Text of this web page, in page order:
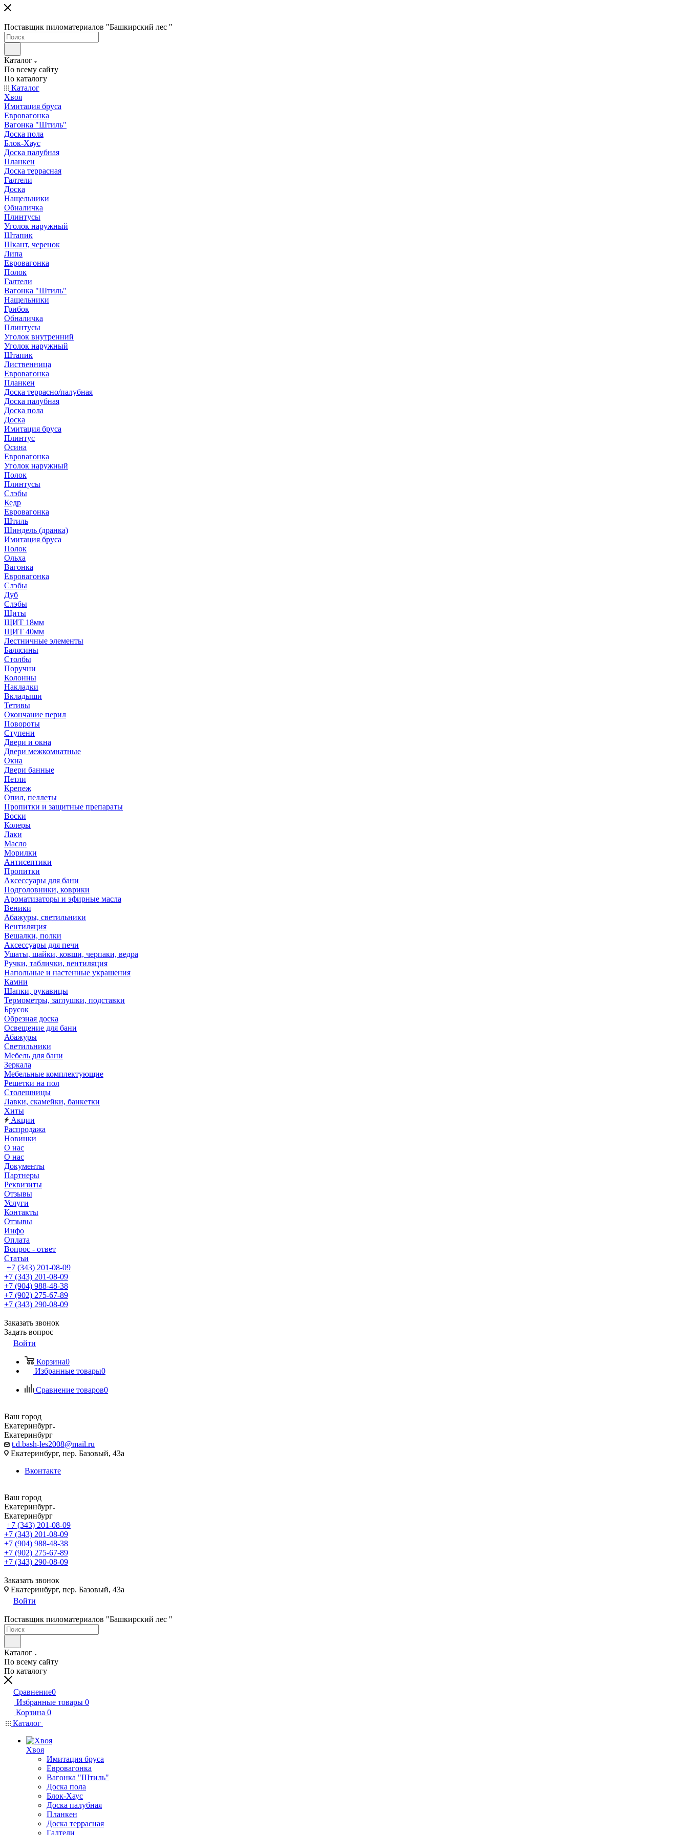
Поставщик пиломатериалов "Башкирский лес "
Каталог
По всему сайту
По каталогу
Каталог
Хвоя
Имитация бруса
Евровагонка
Вагонка "Штиль"
Доска пола
Блок-Хаус
Доска палубная
Планкен
Доска террасная
Галтели
Доска
Нащельники
Обналичка
Плинтусы
Уголок наружный
Штапик
Шкант, черенок
Липа
Евровагонка
Полок
Галтели
Вагонка "Штиль"
Нащельники
Грибок
Обналичка
Плинтусы
Уголок внутренний
Уголок наружный
Штапик
Лиственница
Евровагонка
Планкен
Доска террасно/палубная
Доска палубная
Доска пола
Доска
Имитация бруса
Плинтус
Осина
Евровагонка
Уголок наружный
Полок
Плинтусы
Слэбы
Кедр
Евровагонка
Штиль
Шиндель (дранка)
Имитация бруса
Полок
Ольха
Вагонка
Евровагонка
Слэбы
Дуб
Слэбы
Щиты
ЩИТ 18мм
ЩИТ 40мм
Лестничные элементы
Балясины
Столбы
Поручни
Колонны
Накладки
Вкладыши
Тетивы
Окончание перил
Повороты
Ступени
Двери и окна
Двери межкомнатные
Окна
Двери банные
Петли
Крепеж
Опил, пеллеты
Пропитки и защитные препараты
Воски
Колеры
Лаки
Масло
Морилки
Антисептики
Пропитки
Аксессуары для бани
Подголовники, коврики
Ароматизаторы и эфирные масла
Веники
Абажуры, светильники
Вентиляция
Вешалки, полки
Аксессуары для печи
Ушаты, шайки, ковши, черпаки, ведра
Ручки, таблички, вентиляция
Напольные и настенные украшения
Камни
Шапки, рукавицы
Термометры, заглушки, подставки
Брусок
Обрезная доска
Освещение для бани
Абажуры
Светильники
Мебель для бани
Зеркала
Мебельные комплектующие
Решетки на пол
Столешницы
Лавки, скамейки, банкетки
Хиты
Акции
Распродажа
Новинки
О нас
О нас
Документы
Партнеры
Реквизиты
Отзывы
Услуги
Контакты
Отзывы
Инфо
Оплата
Вопрос - ответ
Статьи
+7 (343) 201-08-09
+7 (343) 201-08-09
+7 (904) 988-48-38
+7 (902) 275-67-89
+7 (343) 290-08-09
Заказать звонок
Задать вопрос
Войти
Корзина0
Избранные товары0
Сравнение товаров0
Ваш город
Екатеринбург
Екатеринбург
t.d.bash-les2008@mail.ru
Екатеринбург, пер. Базовый, 43а
Вконтакте
Ваш город
Екатеринбург
Екатеринбург
+7 (343) 201-08-09
+7 (343) 201-08-09
+7 (904) 988-48-38
+7 (902) 275-67-89
+7 (343) 290-08-09
Заказать звонок
Екатеринбург, пер. Базовый, 43а
Войти
Поставщик пиломатериалов "Башкирский лес "
Каталог
По всему сайту
По каталогу
Сравнение0
Избранные товары 0
Корзина 0
Каталог
Хвоя
Имитация бруса
Евровагонка
Вагонка "Штиль"
Доска пола
Блок-Хаус
Доска палубная
Планкен
Доска террасная
Галтели